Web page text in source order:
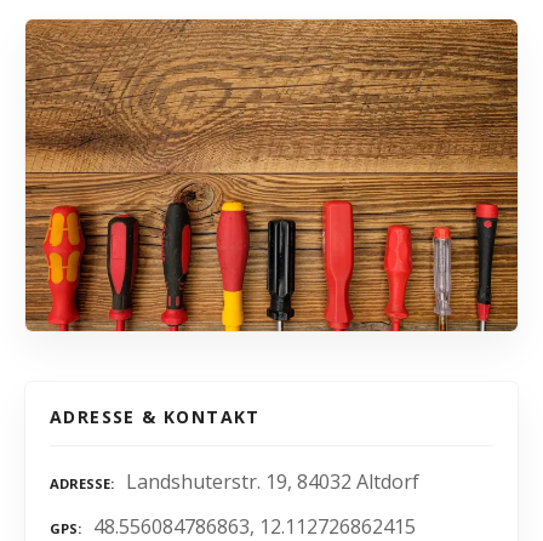
ADRESSE & KONTAKT
ADRESSE Landshuterstr. 19, 84032 Altdorf
GPS 48.556084786863, 12.112726862415